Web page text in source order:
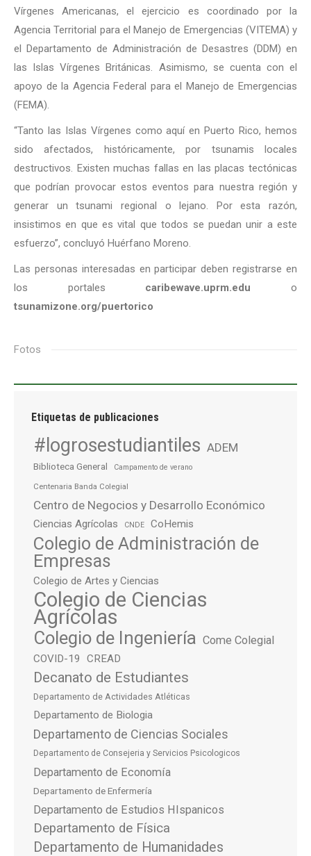
Vírgenes Americanas, el ejercicio es coordinado por la
Agencia Territorial para el Manejo de Emergencias (VITEMA) y
el Departamento de Administración de Desastres (DDM) en
las Islas Vírgenes Británicas. Asimismo, se cuenta con el
apoyo de la Agencia Federal para el Manejo de Emergencias
(FEMA).
“Tanto las Islas Vírgenes como aquí en Puerto Rico, hemos
sido afectados, históricamente, por tsunamis locales
destructivos. Existen muchas fallas en las placas tectónicas
que podrían provocar estos eventos para nuestra región y
generar un tsunami regional o lejano. Por esta razón,
insistimos en que es vital que todos se puedan unir a este
esfuerzo”, concluyó Huérfano Moreno.
Las personas interesadas en participar deben registrarse en
los portales caribewave.uprm.edu o
tsunamizone.org/puertorico
Fotos
Etiquetas de publicaciones
#logrosestudiantiles ADEM
Biblioteca General Campamento de verano
Centenaria Banda Colegial
Centro de Negocios y Desarrollo Económico
Ciencias Agrícolas CNDE CoHemis
Colegio de Administración de
Empresas
Colegio de Artes y Ciencias
Colegio de Ciencias
Agrícolas
Colegio de Ingeniería Come Colegial
COVID-19 CREAD
Decanato de Estudiantes
Departamento de Actividades Atléticas
Departamento de Biologia
Departamento de Ciencias Sociales
Departamento de Consejeria y Servicios Psicologicos
Departamento de Economía
Departamento de Enfermería
Departamento de Estudios HIspanicos
Departamento de Física
Departamento de Humanidades